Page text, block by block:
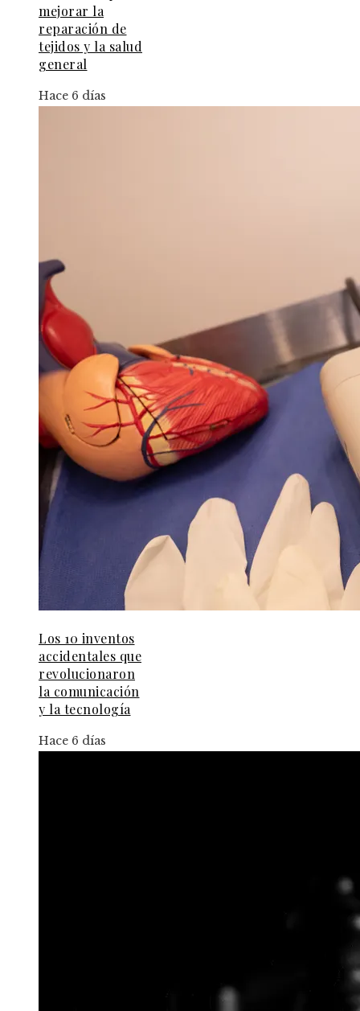
mejorar la
reparación de
tejidos y la salud
general
Hace 6 días
Los 10 inventos
accidentales que
revolucionaron
la comunicación
y la tecnología
Hace 6 días